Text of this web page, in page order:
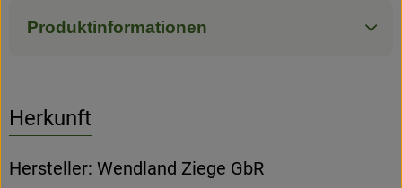
Produktinformationen
Herkunft
Hersteller: Wendland Ziege GbR